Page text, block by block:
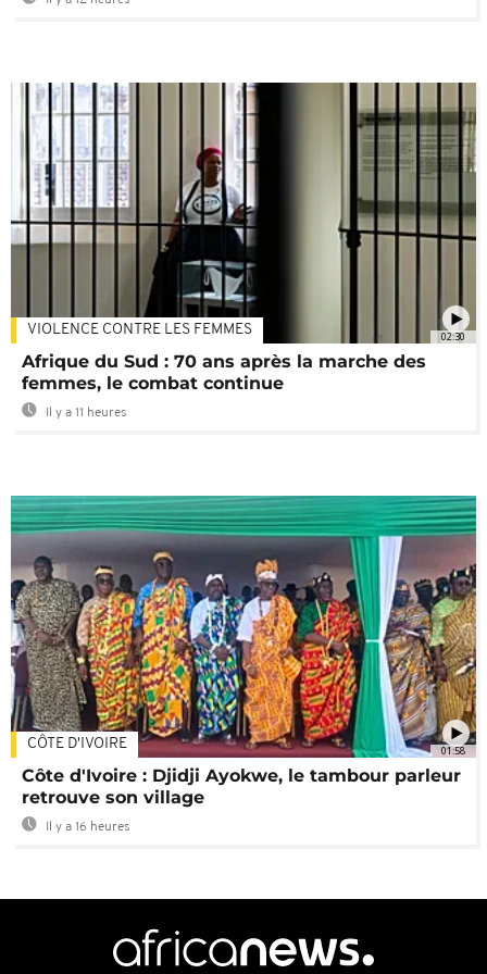
02:30
VIOLENCE CONTRE LES FEMMES
Afrique du Sud : 70 ans après la marche des
femmes, le combat continue
Il y a 11 heures
01:58
CÔTE D'IVOIRE
Côte d'Ivoire : Djidji Ayokwe, le tambour parleur
retrouve son village
Il y a 16 heures